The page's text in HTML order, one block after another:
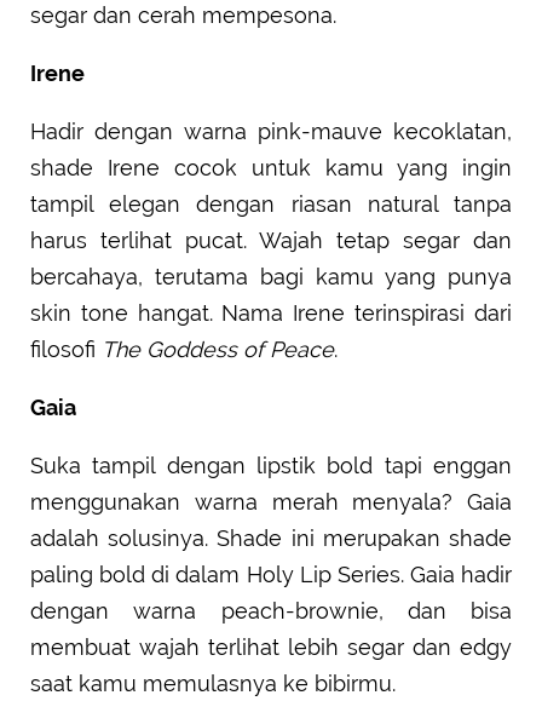
segar dan cerah mempesona.
Irene
Hadir dengan warna pink-mauve kecoklatan,
shade Irene cocok untuk kamu yang ingin
tampil elegan dengan riasan natural tanpa
harus terlihat pucat. Wajah tetap segar dan
bercahaya, terutama bagi kamu yang punya
skin tone hangat. Nama Irene terinspirasi dari
filosofi The Goddess of Peace.
Gaia
Suka tampil dengan lipstik bold tapi enggan
menggunakan warna merah menyala? Gaia
adalah solusinya. Shade ini merupakan shade
paling bold di dalam Holy Lip Series. Gaia hadir
dengan warna peach-brownie, dan bisa
membuat wajah terlihat lebih segar dan edgy
saat kamu memulasnya ke bibirmu.